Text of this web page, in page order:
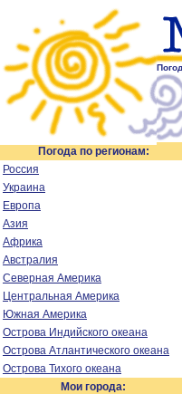
Погода по регионам:
Россия
Украина
Европа
Азия
Африка
Австралия
Северная Америка
Центральная Америка
Южная Америка
Острова Индийского океана
Острова Атлантического океана
Острова Тихого океана
Мои города: